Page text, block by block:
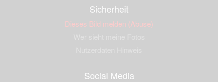
Sicherheit
Dieses Bild melden (Abuse)
Social Media